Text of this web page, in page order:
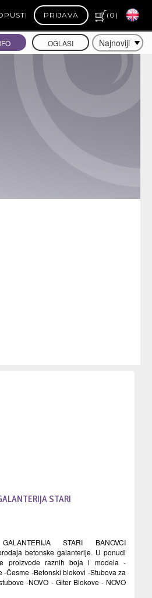
PRIJAVA ( 0 )
OGLASI
STARI
STARI BANOVCI
betonske galanterije. U ponudi
proizvode raznih boja i modela -
-Česme -Betonski blokovi -Stubova za
-NOVO - Giter Blokove - NOVO